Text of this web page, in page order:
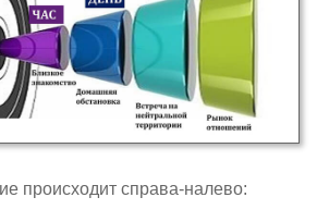
происходит справа-налево: